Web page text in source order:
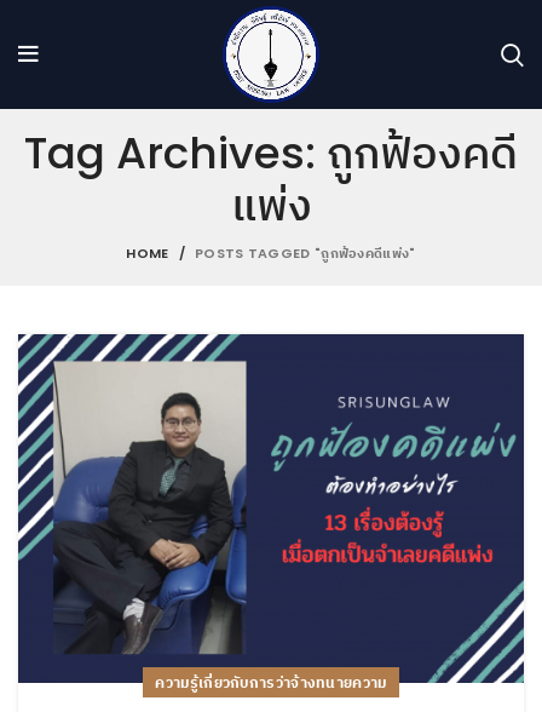
Tag Archives: ถูกฟ้องคดี
แพ่ง
HOME POSTS TAGGED "ถูกฟ้องคดีแพ่ง"
ความรู้เกี่ยวกับการว่าจ้างทนายความ